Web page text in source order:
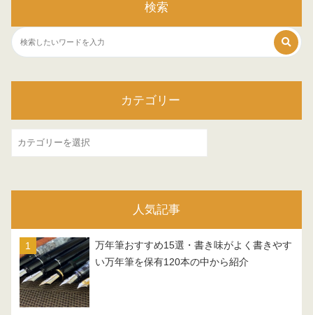
検索
カテゴリー
カ
リ
人気記事
万年筆おすすめ15選・書き味がよく書きやす
い万年筆を保有120本の中から紹介